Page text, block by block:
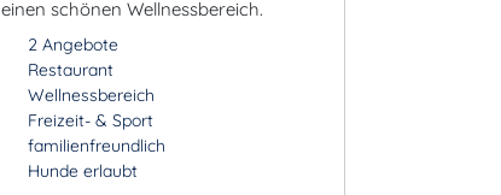
einen schönen Wellnessbereich.
2 Angebote
Restaurant
Wellnessbereich
Freizeit- & Sport
familienfreundlich
Hunde erlaubt